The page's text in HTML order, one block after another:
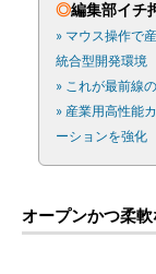
◎編集部イチ
» マウス操作で
統合型開発環境
» これが最前線
» 産業用高性能
ーションを強化
オープンかつ柔